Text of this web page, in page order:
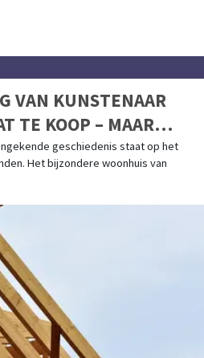
VAN KUNSTENAAR
TE KOOP – MAAR
geschiedenis staat op het
Het bijzondere woonhuis van